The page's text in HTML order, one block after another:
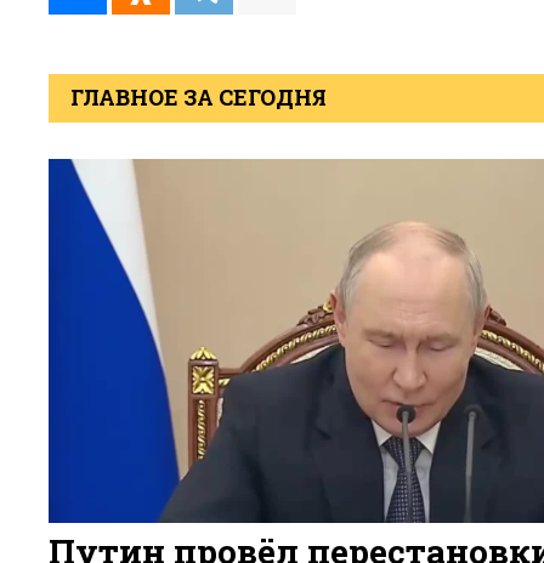
ГЛАВНОЕ ЗА СЕГОДНЯ
Путин провёл